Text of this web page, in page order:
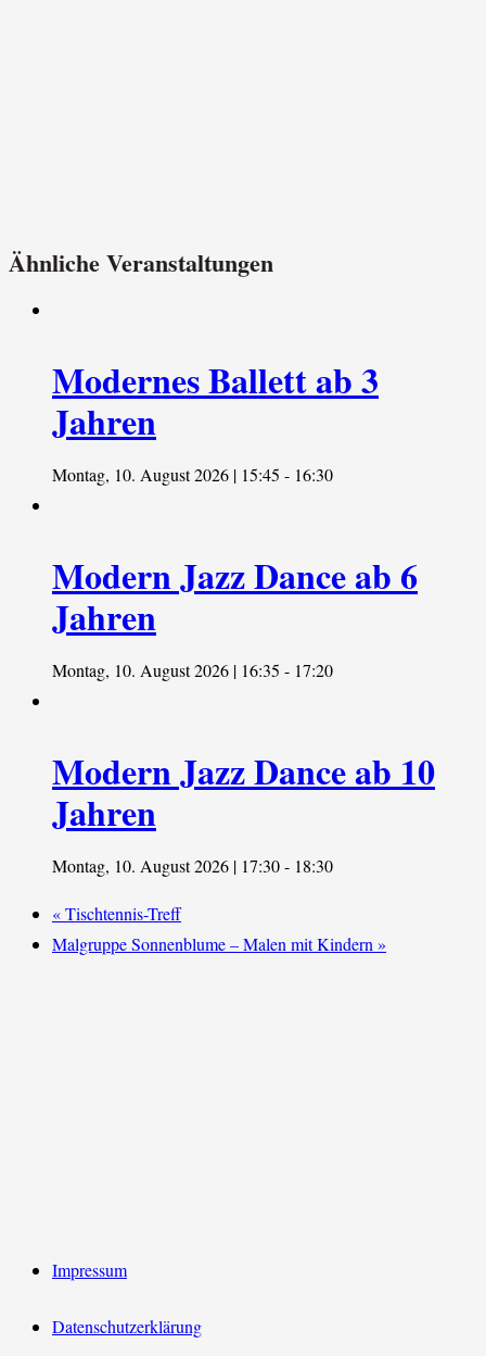
Ähnliche Veranstaltungen
Modernes Ballett ab 3
Jahren
Montag, 10. August 2026 | 15:45 - 16:30
Modern Jazz Dance ab 6
Jahren
Montag, 10. August 2026 | 16:35 - 17:20
Modern Jazz Dance ab 10
Jahren
Montag, 10. August 2026 | 17:30- 18:30
«Tischtennis-Treff
Malgruppe Sonnenblume – Malen mit Kindern »
Impressum
Datenschutzerklärung